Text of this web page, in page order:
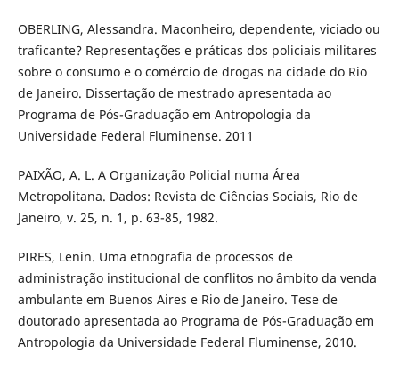
OBERLING, Alessandra. Maconheiro, dependente, viciado ou
traficante? Representações e práticas dos policiais militares
sobre o consumo e o comércio de drogas na cidade do Rio
de Janeiro. Dissertação de mestrado apresentada ao
Programa de Pós-Graduação em Antropologia da
Universidade Federal Fluminense. 2011
PAIXÃO, A. L. A Organização Policial numa Área
Metropolitana. Dados: Revista de Ciências Sociais, Rio de
Janeiro, v. 25, n. 1, p. 63-85, 1982.
PIRES, Lenin. Uma etnografia de processos de
administração institucional de conflitos no âmbito da venda
ambulante em Buenos Aires e Rio de Janeiro. Tese de
doutorado apresentada ao Programa de Pós-Graduação em
Antropologia da Universidade Federal Fluminense, 2010.